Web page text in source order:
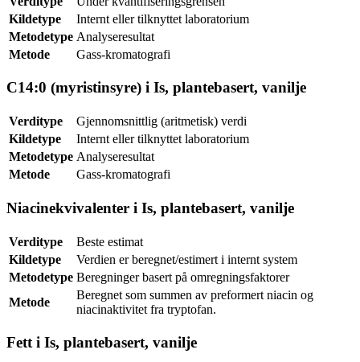
Kildetype
Internt eller tilknyttet laboratorium
Metodetype Analyseresultat
Metode
Gass-kromatografi
C14:0 (myristinsyre) i Is, plantebasert, vanilje
Verditype
Gjennomsnittlig (aritmetisk) verdi
Kildetype
Internt eller tilknyttet laboratorium
Metodetype Analyseresultat
Metode
Gass-kromatografi
Niacinekvivalenter i Is, plantebasert, vanilje
Verditype
Beste estimat
Kildetype
Verdien er beregnet/estimert i internt system
Metodetype Beregninger basert på omregningsfaktorer
Metode
Beregnet som summen av preformert niacin og
niacinaktivitet fra tryptofan.
Fett i Is, plantebasert, vanilje